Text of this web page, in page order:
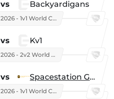
vs Backyardigans
RLCS 2026 - 1v1 World Championship
vs Kv1
RLCS 2026 - 2v2 World Championship
vs Spacestation Gaming
RLCS 2026 - 1v1 World Championship